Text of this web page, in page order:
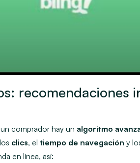
recomendaciones
comprador hay un algoritmo
clics, el tiempo de navegación y
en línea, así: